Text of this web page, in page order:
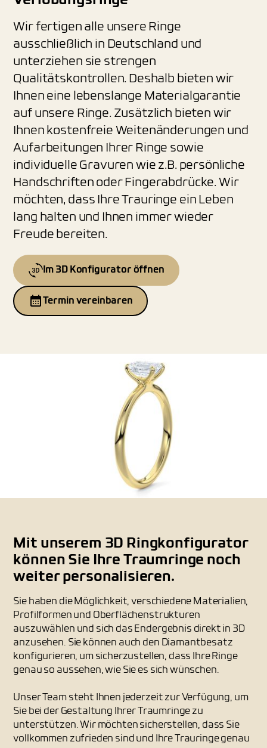
Wir fertigen alle unsere Ringe
ausschließlich in Deutschland und
unterziehen sie strengen
Qualitätskontrollen. Deshalb bieten wir
Ihnen eine lebenslange Materialgarantie
auf unsere Ringe. Zusätzlich bieten wir
Ihnen kostenfreie Weitenänderungen und
Aufarbeitungen Ihrer Ringe sowie
individuelle Gravuren wie z.B. persönliche
Handschriften oder Fingerabdrücke. Wir
möchten, dass Ihre Trauringe ein Leben
lang halten und Ihnen immer wieder
Freude bereiten.
Im 3D Konfigurator öffnen
Termin vereinbaren
Mit unserem 3D Ringkonfigurator
können Sie Ihre Traumringe noch
weiter personalisieren.
Sie haben die Möglichkeit, verschiedene Materialien,
Profilformen und Oberflächenstrukturen
auszuwählen und sich das Endergebnis direkt in 3D
anzusehen. Sie können auch den Diamantbesatz
konfigurieren, um sicherzustellen, dass Ihre Ringe
genau so aussehen, wie Sie es sich wünschen.
Unser Team steht Ihnen jederzeit zur Verfügung, um
Sie bei der Gestaltung Ihrer Traumringe zu
unterstützen. Wir möchten sicherstellen, dass Sie
vollkommen zufrieden sind und Ihre Trauringe genau